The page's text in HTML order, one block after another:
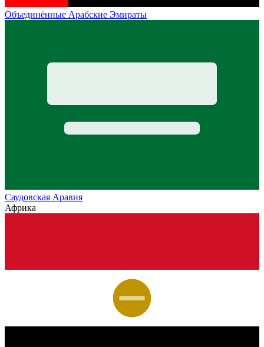
Объединённые Арабские Эмираты
Саудовская Аравия
Африка